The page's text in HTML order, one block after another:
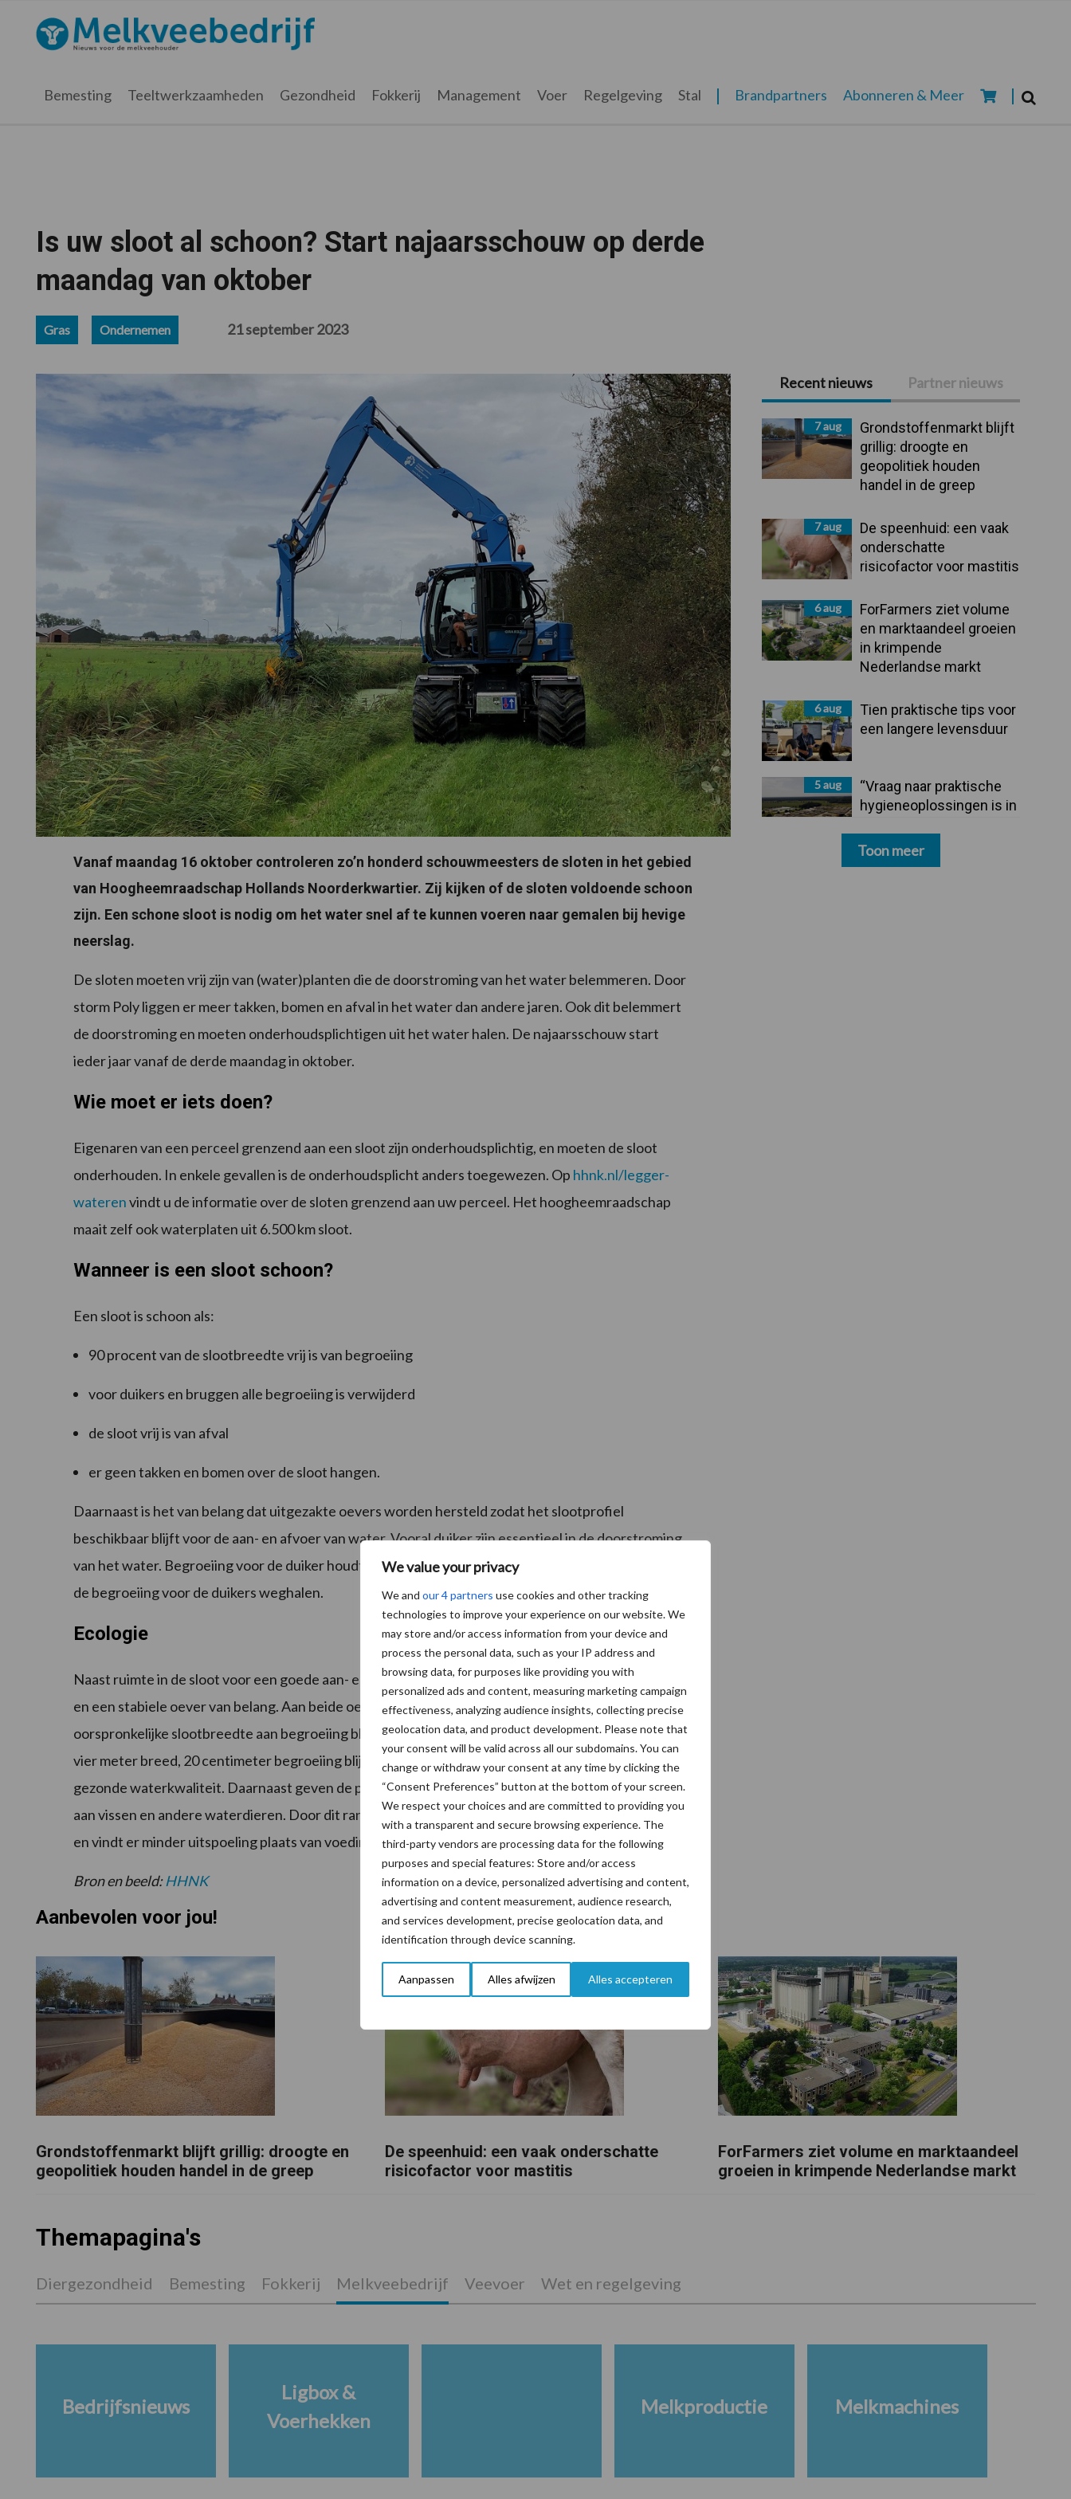
We value your privacy
We and our 4 partners use cookies and other tracking
technologies to improve your experience on our website. We
may store and/or access information from your device and
process the personal data, such as your IP address and
browsing data, for purposes like providing you with
personalized ads and content, measuring marketing campaign
effectiveness, analyzing audience insights, collecting precise
geolocation data, and product development. Please note that
your consent will be valid across all our subdomains. You can
change or withdraw your consent at any time by clicking the
“Consent Preferences” button at the bottom of your screen.
We respect your choices and are committed to providing you
with a transparent and secure browsing experience. The
third-party vendors are processing data for the following
purposes and special features: Store and/or access
information on a device, personalized advertising and content,
advertising and content measurement, audience research,
and services development, precise geolocation data, and
identification through device scanning.
Aanpassen Alles afwijzen Alles accepteren
hoofdnavigatie
hoofd
eerste
voettekst
Melkveebedrijf.nl
Bemesting Teeltwerkzaamheden Gezondheid Fokkerij Management Voer Regelgeving Stal Brandpartners Abonneren & Meer
Is uw sloot al schoon? Start najaarsschouw op derde
maandag van oktober
Gras Ondernemen 21 september 2023
Vanaf maandag 16 oktober controleren zo’n honderd schouwmeesters de sloten in het gebied
van Hoogheemraadschap Hollands Noorderkwartier. Zij kijken of de sloten voldoende schoon
zijn. Een schone sloot is nodig om het water snel af te kunnen voeren naar gemalen bij hevige
neerslag.
De sloten moeten vrij zijn van (water)planten die de doorstroming van het water belemmeren. Door
storm Poly liggen er meer takken, bomen en afval in het water dan andere jaren. Ook dit belemmert
de doorstroming en moeten onderhoudsplichtigen uit het water halen. De najaarsschouw start
ieder jaar vanaf de derde maandag in oktober.
Wie moet er iets doen?
Eigenaren van een perceel grenzend aan een sloot zijn onderhoudsplichtig, en moeten de sloot
onderhouden. In enkele gevallen is de onderhoudsplicht anders toegewezen. Op hhnk.nl/legger-
waterenvindt u de informatie over de sloten grenzend aan uw perceel. Het hoogheemraadschap
maait zelf ook waterplaten uit 6.500 km sloot.
Wanneer is een sloot schoon?
Een sloot is schoon als:
90 procent van de slootbreedte vrij is van begroeiing
voor duikers en bruggen alle begroeiing is verwijderd
de sloot vrij is van afval
er geen takken en bomen over de sloot hangen.
Daarnaast is het van belang dat uitgezakte oevers worden hersteld zodat het slootprofiel
beschikbaar blijft voor de aan- en afvoer van water. Vooral duiker zijn essentieel in de doorstroming
van het water. Begroeiing voor de duiker houdt dit tegen. Belanghebbende eigenaren moeten ook
de begroeiing voor de duikers weghalen.
Ecologie
Naast ruimte in de sloot voor een goede aan- en afvoer van water zijn ook waterkwaliteit, ecologie
en een stabiele oever van belang. Aan beide oevers van een sloot mag vijf procent van de
oorspronkelijke slootbreedte aan begroeiing blijven staan. Zo mag er bijvoorbeeld bij een sloot van
vier meter breed, 20 centimeter begroeiing blijven staan per oever. Waterplanten dragen bij aan een
gezonde waterkwaliteit. Daarnaast geven de planten beschutting tijdens de maaiwerkzaamheden
aan vissen en andere waterdieren. Door dit randje te laten staan wordt ook oeverafslag voorkomen
en vindt er minder uitspoeling plaats van voedingstoffen in het water.
Bron en beeld:HHNK
Primaire
Sidebar
Recent nieuws Partner nieuws
7 aug
Grondstoffenmarkt blijft
grillig: droogte en
geopolitiek houden
handel in de greep
7 aug
De speenhuid: een vaak
onderschatte
risicofactor voor mastitis
6 aug
ForFarmers ziet volume
en marktaandeel groeien
in krimpende
Nederlandse markt
6 aug
Tien praktische tips voor
een langere levensduur
5 aug
“Vraag naar praktische
hygieneoplossingen is in
Toon meer
Aanbevolen voor jou!
Grondstoffenmarkt blijft grillig: droogte en
geopolitiek houden handel in de greep
De speenhuid: een vaak onderschatte
risicofactor voor mastitis
ForFarmers ziet volume en marktaandeel
groeien in krimpende Nederlandse markt
Themapagina's
Diergezondheid Bemesting Fokkerij Melkveebedrijf Veevoer Wet en regelgeving
Bedrijfsnieuws
Ligbox &
Voerhekken
Melkproductie Melkmachines